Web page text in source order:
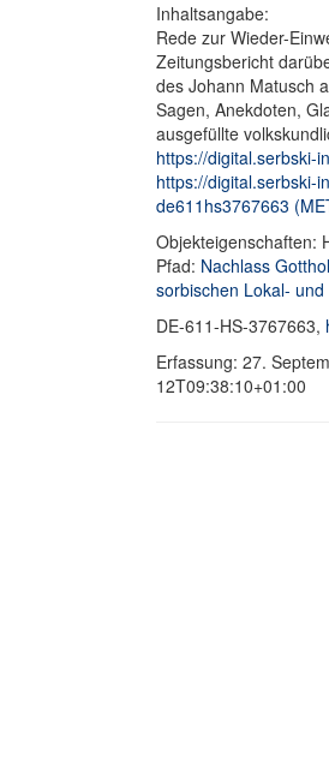
Inhaltsangabe:
Rede zur Wieder-
Zeitungsbericht
des Johann Matusch
Sagen, Anekdoten,
ausgefüllte
https://digital.serbski-
https://digital.serbski-
de611hs3767663
Objekteigenschaften:
Pfad: Nachlass
sorbischen Lokal-
DE-611-HS-3767663,
Erfassung: 27.
12T09:38:10+01:00